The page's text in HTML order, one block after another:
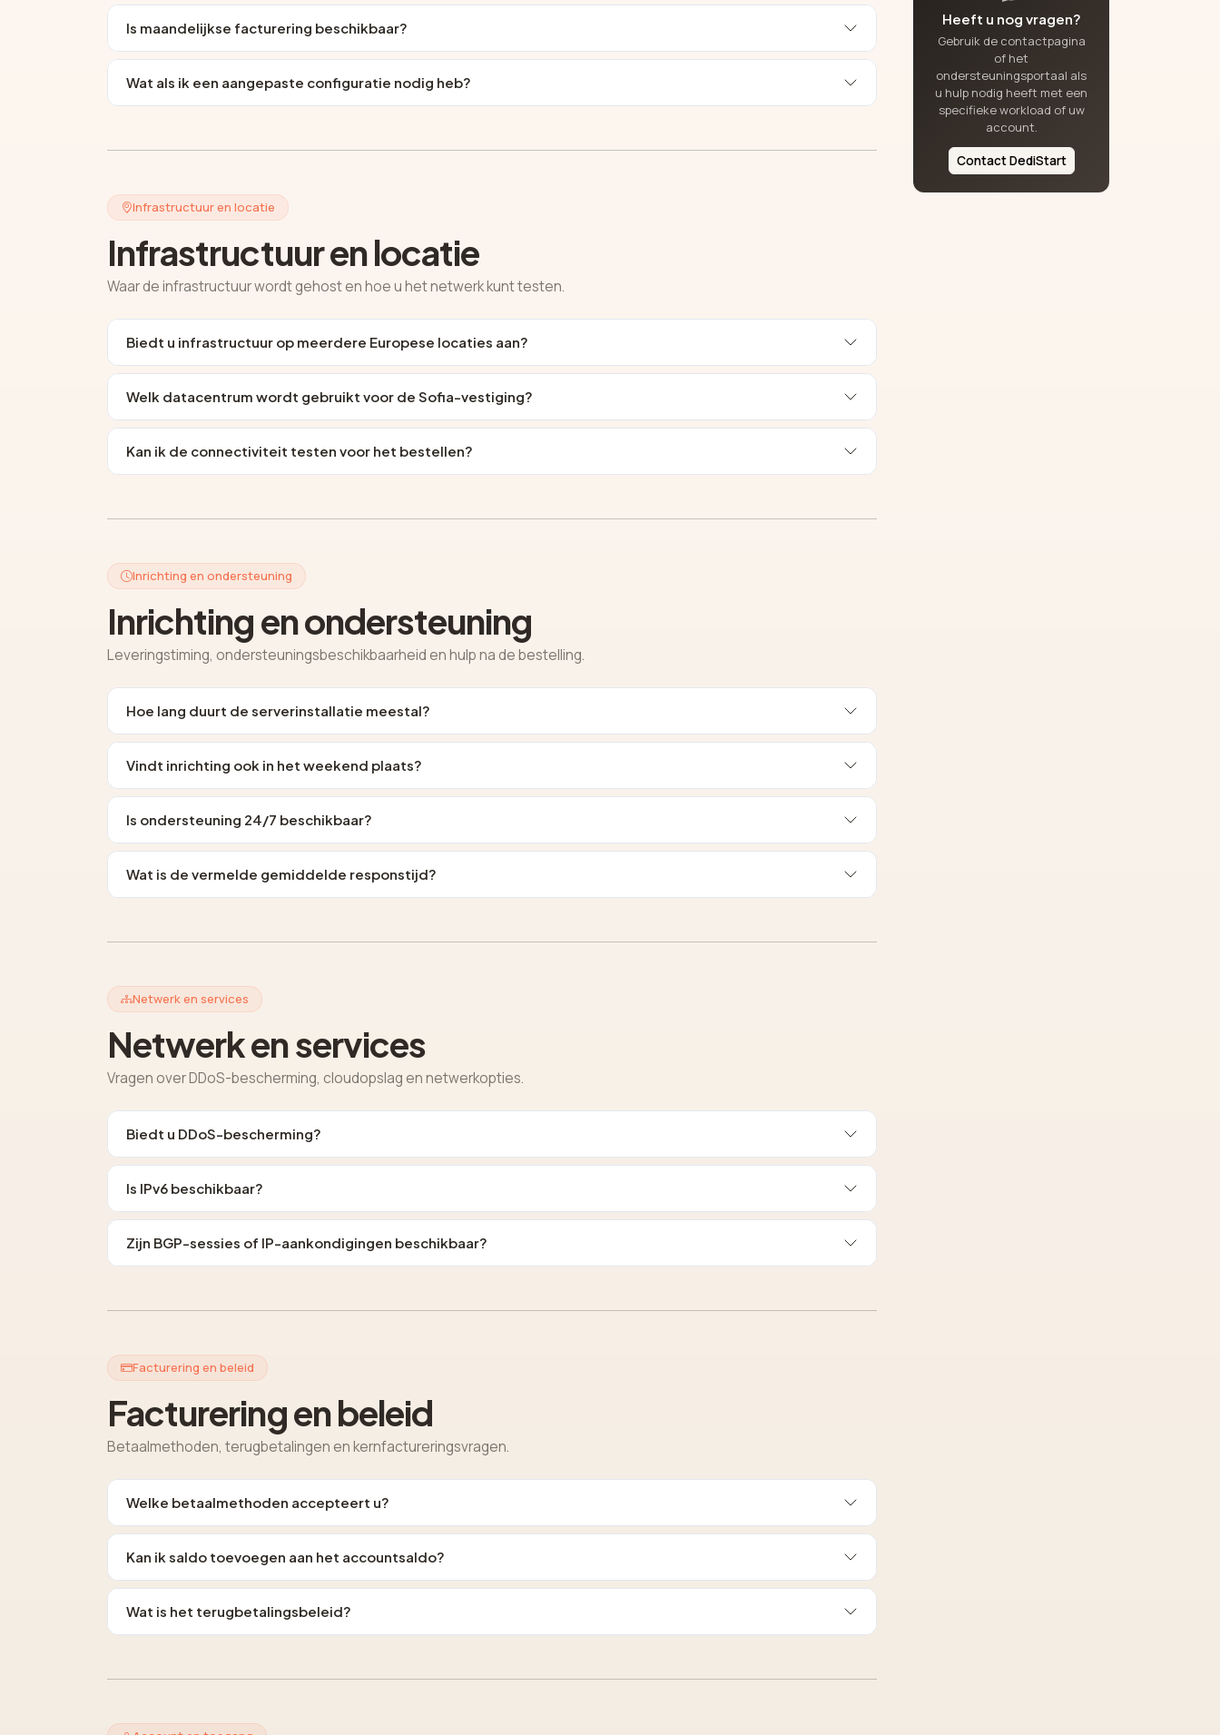
Is maandelijkse facturering beschikbaar?
Wat als ik een aangepaste configuratie nodig heb?
Infrastructuur en locatie
Infrastructuur en locatie
Waar de infrastructuur wordt gehost en hoe u het netwerk kunt testen.
Biedt u infrastructuur op meerdere Europese locaties aan?
Welk datacentrum wordt gebruikt voor de Sofia-vestiging?
Kan ik de connectiviteit testen voor het bestellen?
Inrichting en ondersteuning
Inrichting en ondersteuning
Leveringstiming, ondersteuningsbeschikbaarheid en hulp na de bestelling.
Hoe lang duurt de serverinstallatie meestal?
Vindt inrichting ook in het weekend plaats?
Is ondersteuning 24/7 beschikbaar?
Wat is de vermelde gemiddelde responstijd?
Netwerk en services
Netwerk en services
Vragen over DDoS-bescherming, cloudopslag en netwerkopties.
Biedt u DDoS-bescherming?
Is IPv6 beschikbaar?
Zijn BGP-sessies of IP-aankondigingen beschikbaar?
Facturering en beleid
Facturering en beleid
Betaalmethoden, terugbetalingen en kernfactureringsvragen.
Welke betaalmethoden accepteert u?
Kan ik saldo toevoegen aan het accountsaldo?
Wat is het terugbetalingsbeleid?
Heeft u nog vragen?
Gebruik de contactpagina
of het
ondersteuningsportaal als
u hulp nodig heeft met een
specifieke workload of uw
account.
Contact DediStart